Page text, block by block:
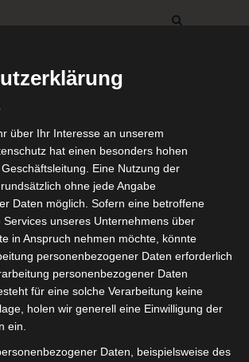
DEKO FRÜHLING REZEPTE
FIKA
in
über Ihr Interesse an unserem
hat einen besonders hohen
Eine Nutzung der
ohne jede Angabe
Daten möglich. Sofern eine betroffene
Services unseres Unternehmens über
in Anspruch nehmen möchte, könnte
personenbezogener Daten erforderlich
personenbezogener Daten
für eine solche Verarbeitung keine
holen wir generell eine Einwilligung der
ein.
Daten, beispielsweise des